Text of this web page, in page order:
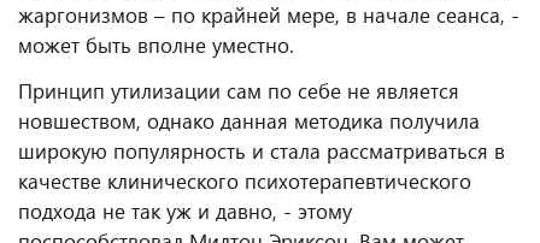
жаргонизмов – по крайней мере, в начале сеанса, -
может быть вполне уместно.
Принцип утилизации сам по себе не является
новшеством, однако данная методика получила
широкую популярность и стала рассматриваться в
качестве клинического психотерапевтического
подхода не так уж и давно, - этому